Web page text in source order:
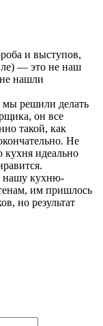
и выступов,
— это не наш
нашли
мы решили делать
он все
такой, как
Не
кухня идеально
нашу кухню-
им пришлось
но результат